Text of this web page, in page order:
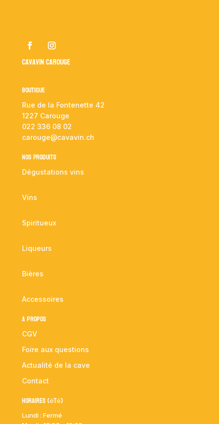
Cavavin Carouge
Boutique
Rue de la Fontenette 42
1227 Carouge
022 336 08 02
carouge@cavavin.ch
NOS PRODUITS
Dégustations vins
Vins
Spiritueux
Liqueurs
Bières
Accessoires
A propos
CGV
Foire aux questions
Actualité de la cave
Contact
Horaires (été)
Lundi : Fermé